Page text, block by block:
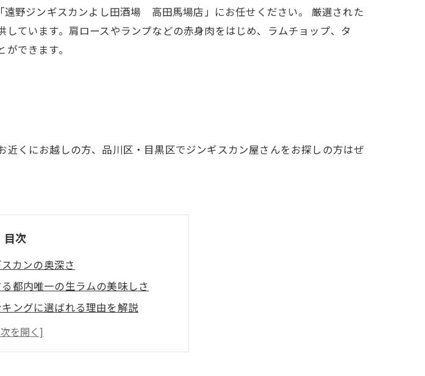
野ジンギスカンよし田酒場 高田馬場店」にお任せください。 厳選された
ています。肩ロースやランプなどの赤身肉をはじめ、ラムチョップ、タ
できます。
くにお越しの方、品川区・目黒区でジンギスカン屋さんをお探しの方はぜ
目次
カンの奥深さ
都内唯一の生ラムの美味しさ
ングに選ばれる理由を解説
ケツジンギスカンで新たな発見を
ギスカンの魅力に迫る